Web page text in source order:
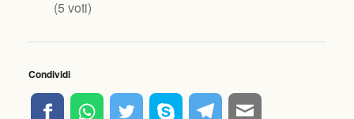
(5 voti)
Condividi